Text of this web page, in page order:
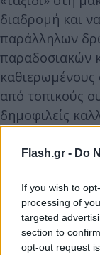
Flash.gr - Do
If you wish to
processing of
targeted
section to
opt-out request
διαδρομή και
παράλληλων
παραδοσιακών
από τοπικούς
δημοφιλείς